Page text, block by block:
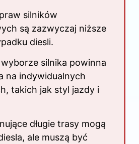
silników
są zazwyczaj niższe
diesli.
silnika powinna
na indywidualnych
takich jak styl jazdy i
długie trasy mogą
ale muszą być